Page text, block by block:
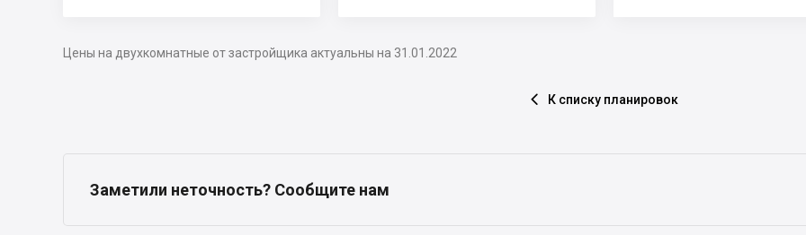
Цены на двухкомнатные от застройщика актуальны на 31.01.2022
 К списку планировок
Заметили неточность? Сообщите нам